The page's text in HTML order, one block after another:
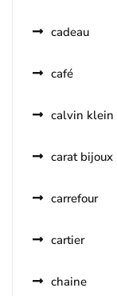
cadeau
café
calvin klein
carat bijoux
carrefour
cartier
chaine